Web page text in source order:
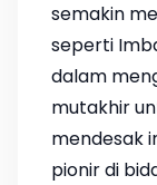
semakin
seperti
dalam
mutakhir
mendesak
pionir di